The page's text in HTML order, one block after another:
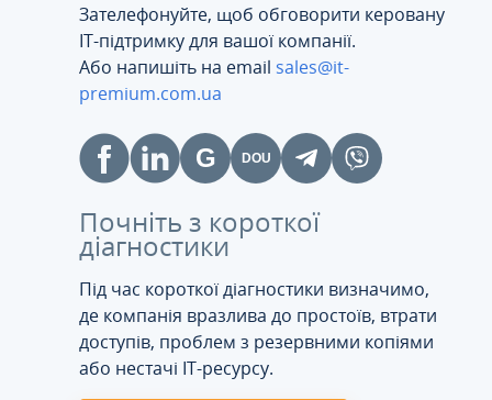
Зателефонуйте, щоб обговорити керовану
ІТ-підтримку для вашої компанії.
Або напишіть на email sales@it-
premium.com.ua
Почніть з короткої
діагностики
Під час короткої діагностики визначимо,
де компанія вразлива до простоїв, втрати
доступів, проблем з резервними копіями
або нестачі IT-ресурсу.